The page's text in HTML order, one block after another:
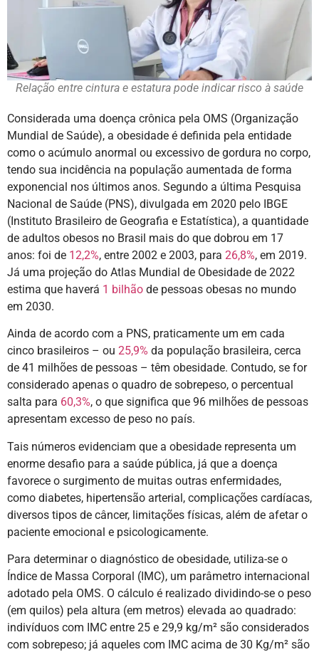
Relação entre cintura e estatura pode indicar risco à saúde
Considerada uma doença crônica pela OMS (Organização
Mundial de Saúde), a obesidade é definida pela entidade
como o acúmulo anormal ou excessivo de gordura no corpo,
tendo sua incidência na população aumentada de forma
exponencial nos últimos anos. Segundo a última Pesquisa
Nacional de Saúde (PNS), divulgada em 2020 pelo IBGE
(Instituto Brasileiro de Geografia e Estatística), a quantidade
de adultos obesos no Brasil mais do que dobrou em 17
anos: foi de 12,2%, entre 2002 e 2003, para 26,8%, em 2019.
Já uma projeção do Atlas Mundial de Obesidade de 2022
estima que haverá 1 bilhão de pessoas obesas no mundo
em 2030.
Ainda de acordo com a PNS, praticamente um em cada
cinco brasileiros – ou 25,9% da população brasileira, cerca
de 41 milhões de pessoas – têm obesidade. Contudo, se for
considerado apenas o quadro de sobrepeso, o percentual
salta para 60,3%, o que significa que 96 milhões de pessoas
apresentam excesso de peso no país.
Tais números evidenciam que a obesidade representa um
enorme desafio para a saúde pública, já que a doença
favorece o surgimento de muitas outras enfermidades,
como diabetes, hipertensão arterial, complicações cardíacas,
diversos tipos de câncer, limitações físicas, além de afetar o
paciente emocional e psicologicamente.
Para determinar o diagnóstico de obesidade, utiliza-se o
Índice de Massa Corporal (IMC), um parâmetro internacional
adotado pela OMS. O cálculo é realizado dividindo-se o peso
(em quilos) pela altura (em metros) elevada ao quadrado:
indivíduos com IMC entre 25 e 29,9 kg/m² são considerados
com sobrepeso; já aqueles com IMC acima de 30 Kg/m² são